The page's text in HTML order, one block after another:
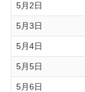
5月2日
5月3日
5月4日
5月5日
5月6日